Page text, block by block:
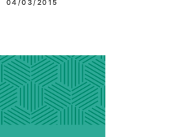
04/03/2015